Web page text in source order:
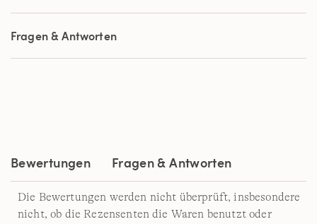
5
Sternen,
Durchschnittswert
Bewertung.
Fragen & Antworten
Bewertungen Fragen & Antworten
Die Bewertungen werden nicht überprüft, insbesondere
nicht, ob die Rezensenten die Waren benutzt oder